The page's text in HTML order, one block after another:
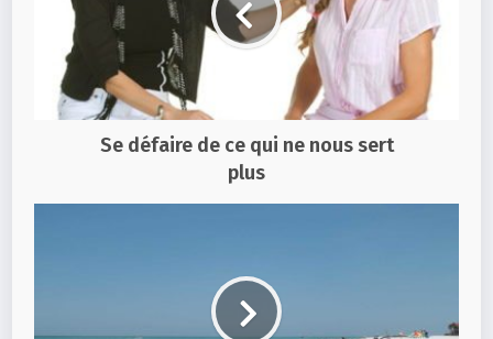
Se défaire de ce qui ne nous sert
plus